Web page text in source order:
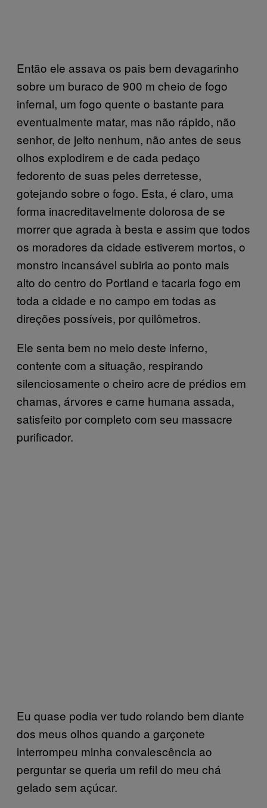
Então ele assava os pais bem devagarinho
sobre um buraco de 900 m cheio de fogo
infernal, um fogo quente o bastante para
eventualmente matar, mas não rápido, não
senhor, de jeito nenhum, não antes de seus
olhos explodirem e de cada pedaço
fedorento de suas peles derretesse,
gotejando sobre o fogo. Esta, é claro, uma
forma inacreditavelmente dolorosa de se
morrer que agrada à besta e assim que todos
os moradores da cidade estiverem mortos, o
monstro incansável subiria ao ponto mais
alto do centro do Portland e tacaria fogo em
toda a cidade e no campo em todas as
direções possíveis, por quilômetros.
Ele senta bem no meio deste inferno,
contente com a situação, respirando
silenciosamente o cheiro acre de prédios em
chamas, árvores e carne humana assada,
satisfeito por completo com seu massacre
purificador.
Eu quase podia ver tudo rolando bem diante
dos meus olhos quando a garçonete
interrompeu minha convalescência ao
perguntar se queria um refil do meu chá
gelado sem açúcar.